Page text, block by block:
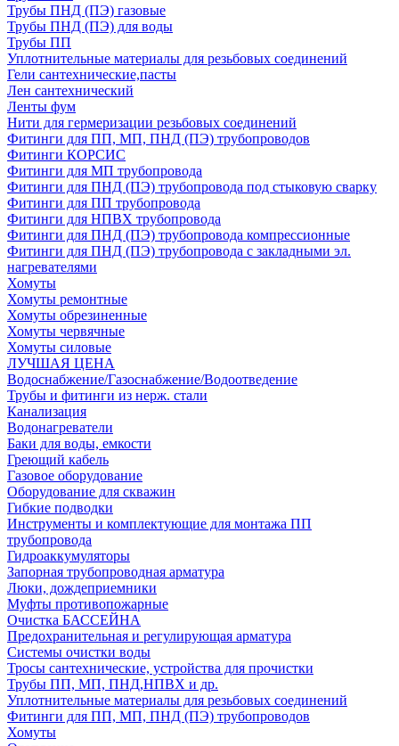
Трубы ПНД (ПЭ) газовые
Трубы ПНД (ПЭ) для воды
Трубы ПП
Уплотнительные материалы для резьбовых соединений
Гели сантехнические,пасты
Лен сантехнический
Ленты фум
Нити для гермеризации резьбовых соединений
Фитинги для ПП, МП, ПНД (ПЭ) трубопроводов
Фитинги КОРСИС
Фитинги для МП трубопровода
Фитинги для ПНД (ПЭ) трубопровода под стыковую сварку
Фитинги для ПП трубопровода
Фитинги для НПВХ трубопровода
Фитинги для ПНД (ПЭ) трубопровода компрессионные
Фитинги для ПНД (ПЭ) трубопровода с закладными эл.
нагревателями
Хомуты
Хомуты ремонтные
Хомуты обрезиненные
Хомуты червячные
Хомуты силовые
ЛУЧШАЯ ЦЕНА
Водоснабжение/Газоснабжение/Водоотведение
Трубы и фитинги из нерж. стали
Канализация
Водонагреватели
Баки для воды, емкости
Греющий кабель
Газовое оборудование
Оборудование для скважин
Гибкие подводки
Инструменты и комплектующие для монтажа ПП
трубопровода
Гидроаккумуляторы
Запорная трубопроводная арматура
Люки, дождеприемники
Муфты противопожарные
Очистка БАССЕЙНА
Предохранительная и регулирующая арматура
Системы очистки воды
Тросы сантехнические, устройства для прочистки
Трубы ПП, МП, ПНД,НПВХ и др.
Уплотнительные материалы для резьбовых соединений
Фитинги для ПП, МП, ПНД (ПЭ) трубопроводов
Хомуты